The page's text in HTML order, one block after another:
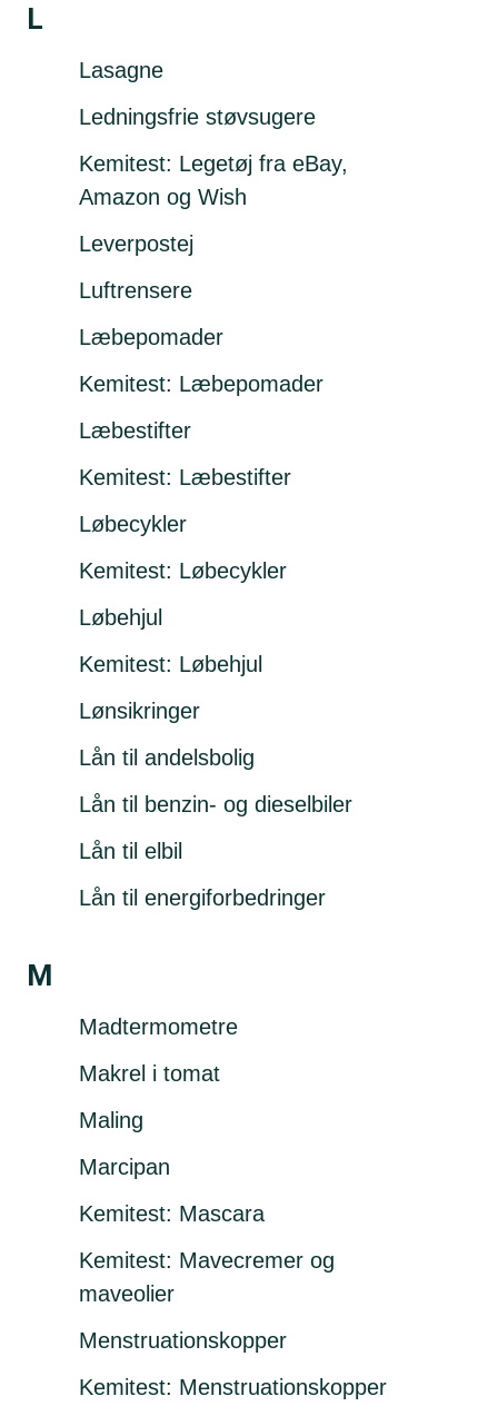
L
Lasagne
Ledningsfrie støvsugere
Kemitest: Legetøj fra eBay,
Amazon og Wish
Leverpostej
Luftrensere
Læbepomader
Kemitest: Læbepomader
Læbestifter
Kemitest: Læbestifter
Løbecykler
Kemitest: Løbecykler
Løbehjul
Kemitest: Løbehjul
Lønsikringer
Lån til andelsbolig
Lån til benzin- og dieselbiler
Lån til elbil
Lån til energiforbedringer
M
Madtermometre
Makrel i tomat
Maling
Marcipan
Kemitest: Mascara
Kemitest: Mavecremer og
maveolier
Menstruations­kopper
Kemitest: Menstruationskopper